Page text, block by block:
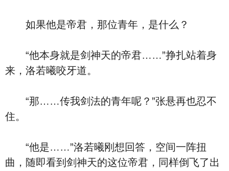
如果他是帝君，那位青年，是什么？
“他本身就是剑神天的帝君……”挣扎站着身
来，洛若曦咬牙道。
“那……传我剑法的青年呢？”张悬再也忍不
住。
“他是……”洛若曦刚想回答，空间一阵扭
曲，随即看到剑神天的这位帝君，同样倒飞了出